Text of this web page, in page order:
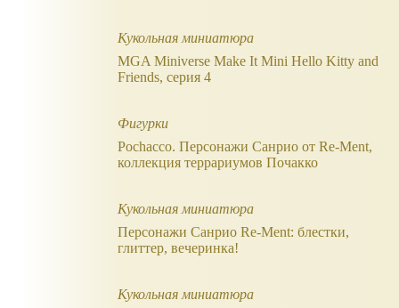
Кукольная миниатюра
MGA Miniverse Make It Mini Hello Kitty and
Friends, серия 4
Фигурки
Pochacco. Персонажи Санрио от Re-Ment,
коллекция террариумов Почакко
Кукольная миниатюра
Персонажи Санрио Re-Ment: блестки,
глиттер, вечеринка!
Кукольная миниатюра